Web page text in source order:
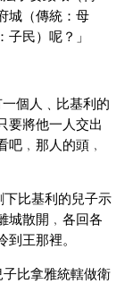
城（傳統：母
民）呢？」
個人﹑比基利的
要將他一人交出
﹐那人的頭﹐
比基利的兒子示
城散開﹐各回各
王那裡。
比拿雅統轄做衛